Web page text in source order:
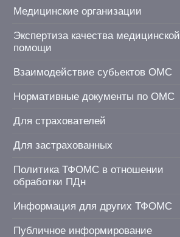
Медицинские организации
Экспертиза качества медицинской
помощи
Взаимодействие субьектов ОМС
Нормативные документы по ОМС
Для страхователей
Для застрахованных
Политика ТФОМС в отношении
обработки ПДн
Информация для других ТФОМС
Публичное информирование